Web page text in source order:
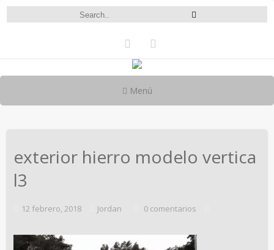
Menú
exterior hierro modelo vertica
l3
12 febrero, 2018 Jordan 0 comentarios